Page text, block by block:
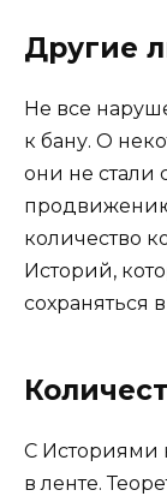
Другие
Не все
к бану. О
они не
количество
Историй,
сохраняться
С Историями
в ленте.